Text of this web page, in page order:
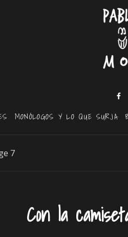
MONÓLOGOS Y LO QUE SURJA
7
Con la